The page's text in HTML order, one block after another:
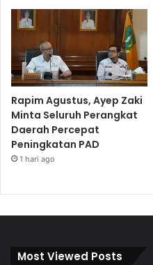
Rapim Agustus, Ayep Zaki
Minta Seluruh Perangkat
Daerah Percepat
Peningkatan PAD
1 hari ago
Most Viewed Posts